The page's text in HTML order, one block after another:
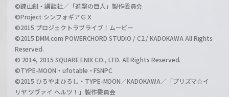
©諫山創・講談社／「進撃の巨人」製作委員会
©Project シンフォギアＧＸ
©2015 プロジェクトラブライブ！ムービー
©2015 DMM.com POWERCHORD STUDIO / C2 / KADOKAWA All Rights
Reserved.
© 2014, 2015 SQUARE ENIX CO., LTD. All Rights Reserved.
©TYPE-MOON・ufotable・FSNPC
©2015 ひろやまひろし・TYPE-MOON／KADOKAWA／「プリズマ☆イ
リヤ ツヴァイ ヘルツ！」製作委員会